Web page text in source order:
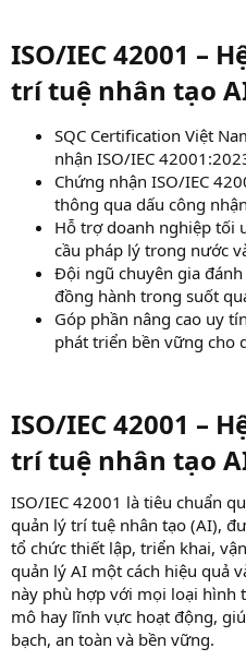
ISO/IEC 42001 –
trí tuệ nhân tạo
SQC Certification Việt
nhận ISO/IEC
Chứng nhận ISO/IEC
thông qua dấu công
Hỗ trợ doanh nghiệp tối
cầu pháp lý trong nước
Đội ngũ chuyên gia
đồng hành trong suốt
Góp phần nâng cao uy
phát triển bền vững cho
ISO/IEC 42001 –
trí tuệ nhân tạo
ISO/IEC 42001 là tiêu chuẩn
quản lý trí tuệ nhân tạo (AI),
tổ chức thiết lập, triển khai,
quản lý AI một cách hiệu quả
này phù hợp với mọi loại hình
mô hay lĩnh vực hoạt động,
bạch, an toàn và bền vững.